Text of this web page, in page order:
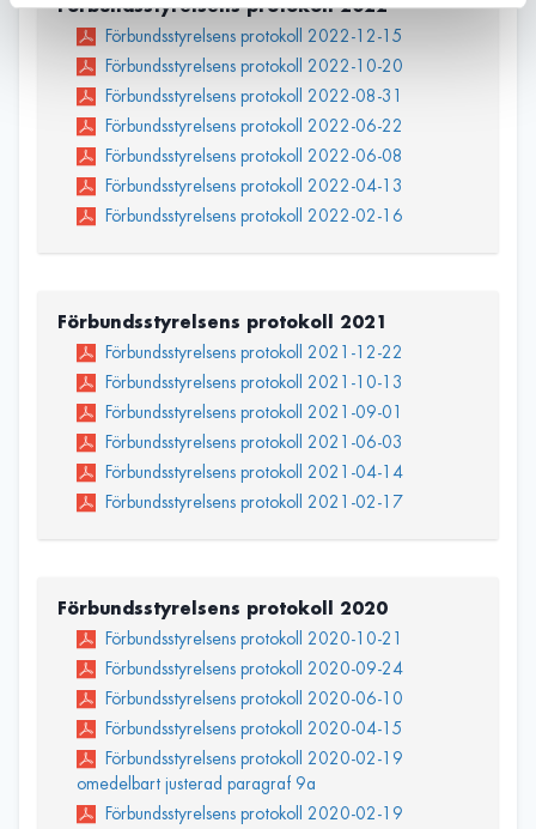
Förbundsstyrelsens protokoll 2022
Förbundsstyrelsens protokoll 2022-12-15
Förbundsstyrelsens protokoll 2022-10-20
Förbundsstyrelsens protokoll 2022-08-31
Förbundsstyrelsens protokoll 2022-06-22
Förbundsstyrelsens protokoll 2022-06-08
Förbundsstyrelsens protokoll 2022-04-13
Förbundsstyrelsens protokoll 2022-02-16
Förbundsstyrelsens protokoll 2021
Förbundsstyrelsens protokoll 2021-12-22
Förbundsstyrelsens protokoll 2021-10-13
Förbundsstyrelsens protokoll 2021-09-01
Förbundsstyrelsens protokoll 2021-06-03
Förbundsstyrelsens protokoll 2021-04-14
Förbundsstyrelsens protokoll 2021-02-17
Förbundsstyrelsens protokoll 2020
Förbundsstyrelsens protokoll 2020-10-21
Förbundsstyrelsens protokoll 2020-09-24
Förbundsstyrelsens protokoll 2020-06-10
Förbundsstyrelsens protokoll 2020-04-15
Förbundsstyrelsens protokoll 2020-02-19
omedelbart justerad paragraf 9a
Förbundsstyrelsens protokoll 2020-02-19